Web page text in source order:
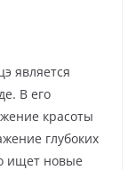
является
В его
красоты
глубоких
ищет новые